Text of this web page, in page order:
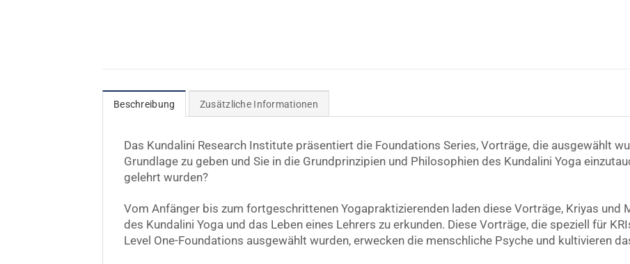
Beschreibung Zusätzliche Informationen
Das Kundalini Research Institute präsentiert die Foundations Series, Vorträge, die ausgewählt
Grundlage zu geben und Sie in die Grundprinzipien und Philosophien des Kundalini Yoga
gelehrt wurden?
Vom Anfänger bis zum fortgeschrittenen Yogapraktizierenden laden diese Vorträge, Kriyas und
des Kundalini Yoga und das Leben eines Lehrers zu erkunden. Diese Vorträge, die speziell für
Level One-Foundations ausgewählt wurden, erwecken die menschliche Psyche und kultivieren